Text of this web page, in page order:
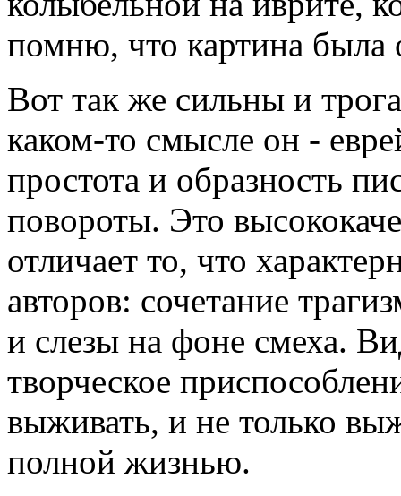
помню, что картина была
Вот так же сильны и
каком-то смысле он -
простота и образность
повороты. Это
отличает то, что
авторов: сочетание
и слезы на фоне смеха.
творческое
выживать, и не только
полной жизнью.